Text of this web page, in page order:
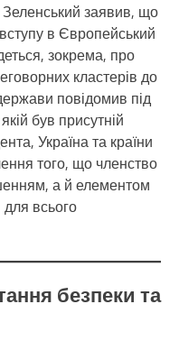
заявив, що
в Європейський
зокрема, про
кластерів до
повідомив під
був присутній
Україна та країни
того, що членство
а й елементом
всього
безпеки та